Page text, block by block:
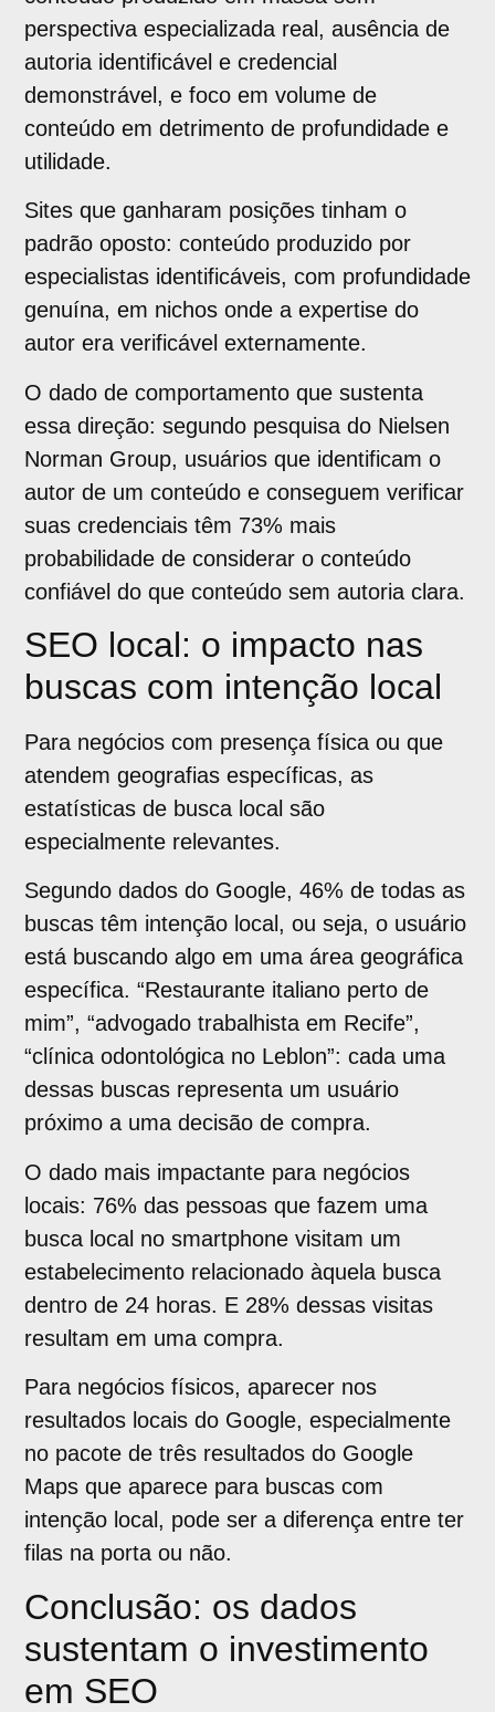
perspectiva especializada real, ausência de
autoria identificável e credencial
demonstrável, e foco em volume de
conteúdo em detrimento de profundidade e
utilidade.
Sites que ganharam posições tinham o
padrão oposto: conteúdo produzido por
especialistas identificáveis, com profundidade
genuína, em nichos onde a expertise do
autor era verificável externamente.
O dado de comportamento que sustenta
essa direção: segundo pesquisa do Nielsen
Norman Group, usuários que identificam o
autor de um conteúdo e conseguem verificar
suas credenciais têm 73% mais
probabilidade de considerar o conteúdo
confiável do que conteúdo sem autoria clara.
SEO local: o impacto nas
buscas com intenção local
Para negócios com presença física ou que
atendem geografias específicas, as
estatísticas de busca local são
especialmente relevantes.
Segundo dados do Google, 46% de todas as
buscas têm intenção local, ou seja, o usuário
está buscando algo em uma área geográfica
específica. “Restaurante italiano perto de
mim”, “advogado trabalhista em Recife”,
“clínica odontológica no Leblon”: cada uma
dessas buscas representa um usuário
próximo a uma decisão de compra.
O dado mais impactante para negócios
locais: 76% das pessoas que fazem uma
busca local no smartphone visitam um
estabelecimento relacionado àquela busca
dentro de 24 horas. E 28% dessas visitas
resultam em uma compra.
Para negócios físicos, aparecer nos
resultados locais do Google, especialmente
no pacote de três resultados do Google
Maps que aparece para buscas com
intenção local, pode ser a diferença entre ter
filas na porta ou não.
Conclusão: os dados
sustentam o investimento
em SEO